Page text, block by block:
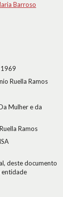
Barroso
Ruella Ramos
Mulher e da
Ramos
deste documento
entidade